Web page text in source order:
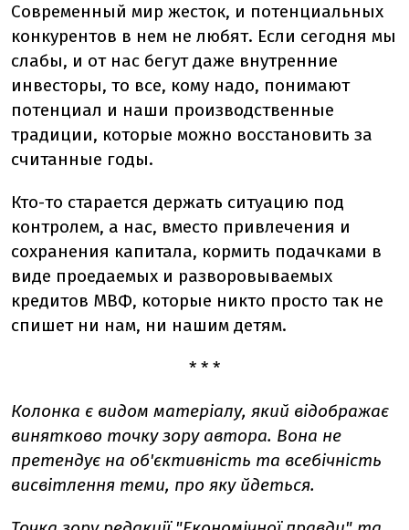
Современный мир жесток, и потенциальных
конкурентов в нем не любят. Если сегодня мы
слабы, и от нас бегут даже внутренние
инвесторы, то все, кому надо, понимают
потенциал и наши производственные
традиции, которые можно восстановить за
считанные годы.
Кто-то старается держать ситуацию под
контролем, а нас, вместо привлечения и
сохранения капитала, кормить подачками в
виде проедаемых и разворовываемых
кредитов МВФ, которые никто просто так не
спишет ни нам, ни нашим детям.
* * *
Колонка є видом матеріалу, який відображає
винятково точку зору автора. Вона не
претендує на об'єктивність та всебічність
висвітлення теми, про яку йдеться.